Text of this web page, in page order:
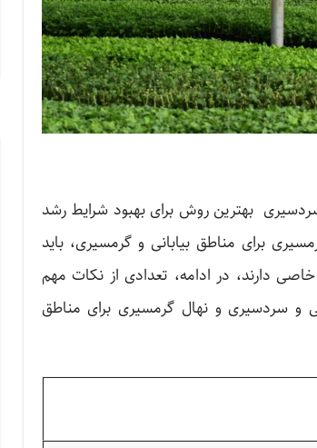
بهترین روش برای بهبود شرایط رشد
برای مناطق بیابانی و گرمسیری، باید
دارند، در ادامه، تعدادی از نکات مهم
و سردسیری و نهال گرمسیری برای مناطق